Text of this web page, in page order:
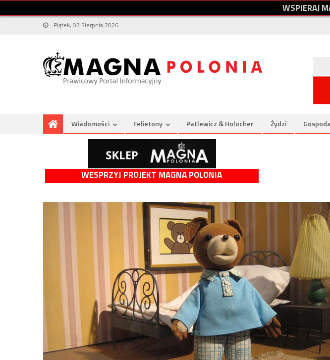
WSPIERAJM
Piątek, 07 Sierpnia 2026
Wiadomości Felietony Patlewicz & Holocher Żydzi
WESPRZYJ PROJEKT MAGNA POLONIA